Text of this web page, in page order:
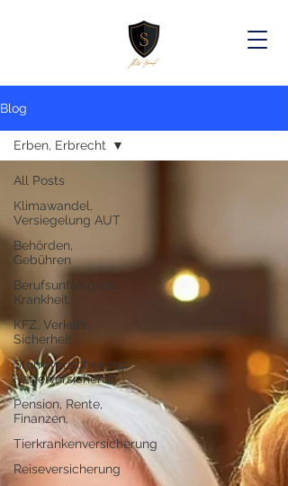
Blog
All Posts
Klimawandel,
Versiegelung AUT
Behörden,
Gebühren
Berufsunfähigkeit,
Krankheit
KFZ, Verkehr,
Sicherheit
Sturmversicherung,
Hagelversicherun
Pension, Rente,
Finanzen,
Tierkrankenversicherung
Reiseversicherung
Erben, Erbrecht